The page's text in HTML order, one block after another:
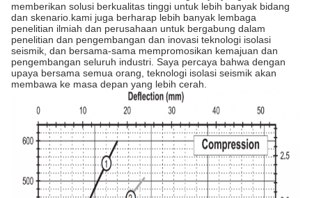
memberikan solusi berkualitas tinggi untuk lebih banyak bidang
dan skenario.kami juga berharap lebih banyak lembaga
penelitian ilmiah dan perusahaan untuk bergabung dalam
penelitian dan pengembangan dan inovasi teknologi isolasi
seismik, dan bersama-sama mempromosikan kemajuan dan
pengembangan seluruh industri. Saya percaya bahwa dengan
upaya bersama semua orang, teknologi isolasi seismik akan
membawa ke masa depan yang lebih cerah.